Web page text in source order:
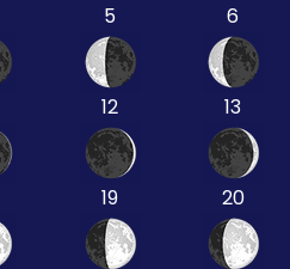
5 6
12 13
19 20